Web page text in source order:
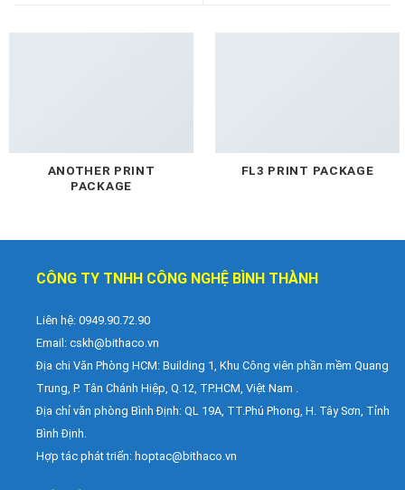
ANOTHER PRINT
PACKAGE
FL3 PRINT PACKAGE
CÔNG TY TNHH CÔNG NGHỆ BÌNH THÀNH
Liên hệ: 0949.90.72.90
Email: cskh@bithaco.vn
Địa chi Văn Phòng HCM: Building 1, Khu Công viên phần mềm Quang
Trung, P. Tân Chánh Hiệp, Q.12, TP.HCM, Việt Nam .
Địa chỉ văn phòng Bình Định: QL 19A, TT.Phú Phong, H. Tây Sơn, Tỉnh
Bình Định.
Hợp tác phát triển: hoptac@bithaco.vn